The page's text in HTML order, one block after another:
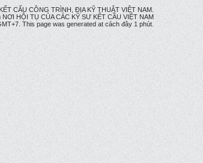
CẤU CÔNG TRÌNH, ĐỊA KỸ THUẬT VIỆT NAM.
HỘI TỤ CỦA CÁC KỸ SƯ KẾT CÂU VIỆT NAM
This page was generated at cách đây 1 phút.